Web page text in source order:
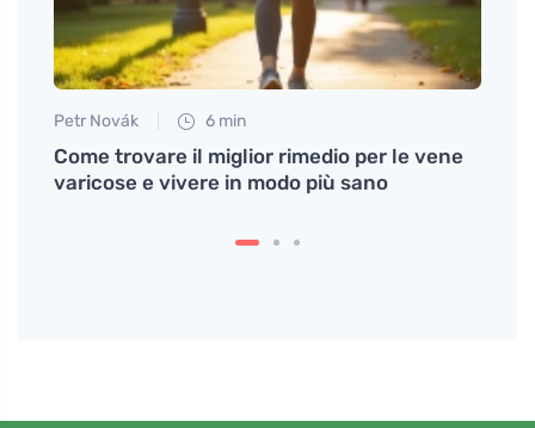
Petr Novák 6 min
Come trovare il miglior rimedio per le vene
varicose e vivere in modo più sano